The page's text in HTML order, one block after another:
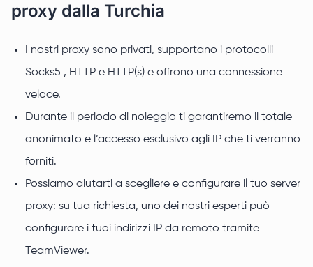
proxy dalla Turchia
I nostri proxy sono privati, supportano i protocolli
Socks5 , HTTP e HTTP(s) e offrono una connessione
veloce.
Durante il periodo di noleggio ti garantiremo il totale
anonimato e l’accesso esclusivo agli IP che ti verranno
forniti.
Possiamo aiutarti a scegliere e configurare il tuo server
proxy: su tua richiesta, uno dei nostri esperti può
configurare i tuoi indirizzi IP da remoto tramite
TeamViewer.